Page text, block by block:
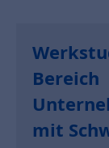
Bereich
mit